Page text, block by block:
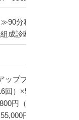
分程度
成診断、シミュレー
ッププログラム（基
回）×50分/レッスン
円（税込）
円（税込）